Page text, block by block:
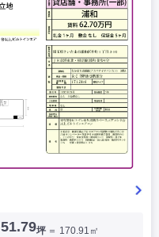
51.79坪 ＝ 170.91㎡